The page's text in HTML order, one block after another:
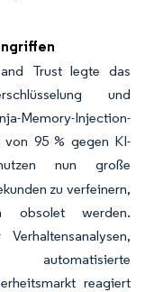
Trust legte das
und
Memory-Injection-
95 % gegen KI-
nun große
zu verfeinern,
obsolet werden.
reagiert